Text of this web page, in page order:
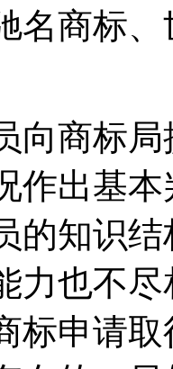
名商标
向商标
作出基
的知识
力也不
标申请